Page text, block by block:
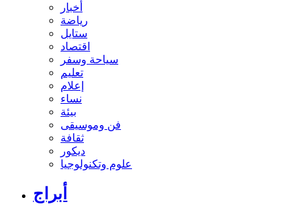
أخبار
رياضة
ستايل
اقتصاد
سياحة وسفر
تعليم
إعلام
نساء
بيئة
فن وموسيقى
ثقافة
ديكور
علوم وتكنولوجيا
أبراج